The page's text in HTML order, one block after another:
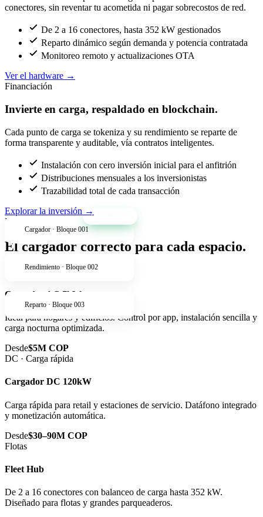
conectores, sin reventar tu acometida ni pagar sobrecostos de red.
De 2 a 16 conectores, hasta 352 kW gestionados
Reparto dinámico según demanda y potencia contratada
Monitoreo remoto y actualizaciones OTA
Ver el hardware →
Financiación
Invierte en carga, respaldado en blockchain.
Cada punto de carga se tokeniza y su rendimiento se reparte de
forma transparente y auditable, vía contratos inteligentes.
Instalación con cero inversión inicial para el anfitrión
Distribuciones mensuales a los inversionistas
Trazabilidad total de cada transacción
Explorar la inversión →
+34% anual
Cargador · Bloque 001
Rendimiento · Bloque 002
Reparto · Bloque 003
Productos
El cargador correcto para cada espacio.
AC · Residencial
Cargador AC 7kW
Ideal para hogares y edificios. Control por app, instalación sencilla y
carga nocturna optimizada.
Desde$5M COP
DC · Carga rápida
Cargador DC 120kW
Carga rápida para retail y estaciones de servicio. Datáfono integrado
y monetización automática.
Desde$30–90M COP
Flotas
Fleet Hub
De 2 a 16 conectores con balanceo de carga hasta 352 kW.
Diseñado para flotas y grandes parqueaderos.